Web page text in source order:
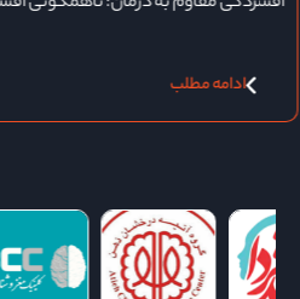
ادامه مطلب